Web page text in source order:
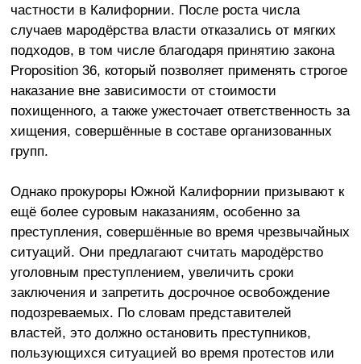
частности в Калифорнии. После роста числа
случаев мародёрства власти отказались от мягких
подходов, в том числе благодаря принятию закона
Proposition 36, который позволяет применять строгое
наказание вне зависимости от стоимости
похищенного, а также ужесточает ответственность за
хищения, совершённые в составе организованных
групп.
Однако прокуроры Южной Калифорнии призывают к
ещё более суровым наказаниям, особенно за
преступления, совершённые во время чрезвычайных
ситуаций. Они предлагают считать мародёрство
уголовным преступлением, увеличить сроки
заключения и запретить досрочное освобождение
подозреваемых. По словам представителей
властей, это должно остановить преступников,
пользующихся ситуацией во время протестов или